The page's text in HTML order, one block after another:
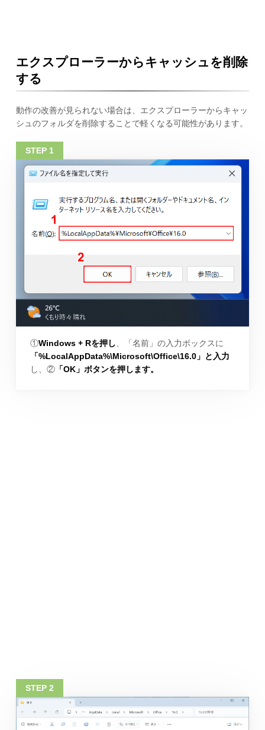
エクスプローラーからキャッシュを削除
する
動作の改善が見られない場合は、エクスプローラーからキャッ
シュのフォルダを削除することで軽くなる可能性があります。
①Windows + Rを押し、「名前」の入力ボックスに
「%LocalAppData%\Microsoft\Office\16.0」と入力
し、②「OK」ボタンを押します。